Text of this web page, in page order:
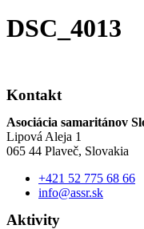
DSC_4013
Kontakt
Asociácia samaritánov
Lipová Aleja 1
065 44 Plaveč, Slovakia
+421 52 775 68 66
info@assr.sk
Aktivity